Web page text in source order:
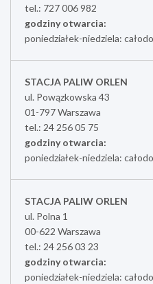
tel.: 727 006 982
godziny otwarcia:
poniedziałek-niedziela:
STACJA PALIW ORLEN
ul. Powązkowska 43
01-797 Warszawa
tel.: 24 256 05 75
godziny otwarcia:
poniedziałek-niedziela:
STACJA PALIW ORLEN
ul. Polna 1
00-622 Warszawa
tel.: 24 256 03 23
godziny otwarcia:
poniedziałek-niedziela: